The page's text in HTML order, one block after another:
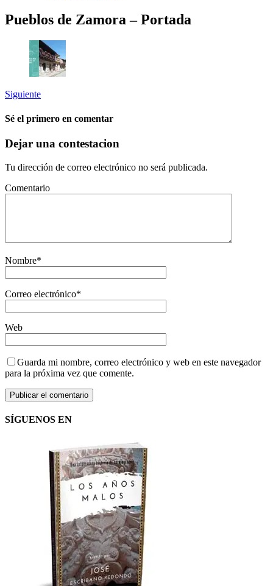
Pueblos de Zamora – Portada
Siguiente
Sé el primero en comentar
Dejar una contestacion
Tu dirección de correo electrónico no será publicada.
Comentario
Nombre*
Correo electrónico*
Web
Guarda mi nombre, correo electrónico y web en este navegador
para la próxima vez que comente.
SÍGUENOS EN